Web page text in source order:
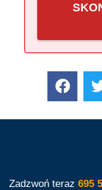
Zadzwoń teraz 695